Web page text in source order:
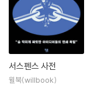
서스펜스 사전
윌북(willbook)